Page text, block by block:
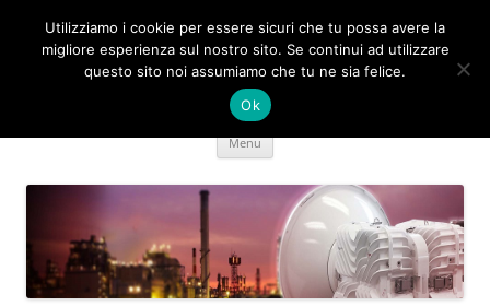
Ponti Radio Wireless
Fibra ottica wireless Hiperlan a 5 e 24 Ghz
Menu Vai
Utilizziamo i cookie per essere sicuri che tu possa avere la
migliore esperienza sul nostro sito. Se continui ad utilizzare
questo sito noi assumiamo che tu ne sia felice.
Ok